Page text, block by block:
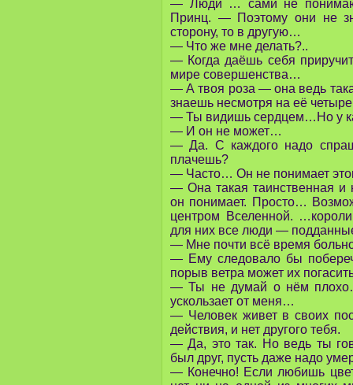
— Люди … сами не
Принц. — Поэтому они не
сторону, то в другую…
— Что же мне делать?..
— Когда даёшь себя
мире совершенства…
— А твоя роза — она ведь
знаешь несмотря на её
— Ты видишь сердцем…Но у
— И он не может…
— Да. С каждого надо
плачешь?
— Часто… Он не понимает
— Она такая таинственная и
он понимает. Просто…
центром Вселенной.
для них все люди —
— Мне почти всё время
— Ему следовало бы
порыв ветра может их
— Ты не думай о нём
ускользает от меня…
— Человек живет в своих
действия, и нет другого тебя.
— Да, это так. Но ведь ты
был друг, пусть даже надо
— Конечно! Если любишь